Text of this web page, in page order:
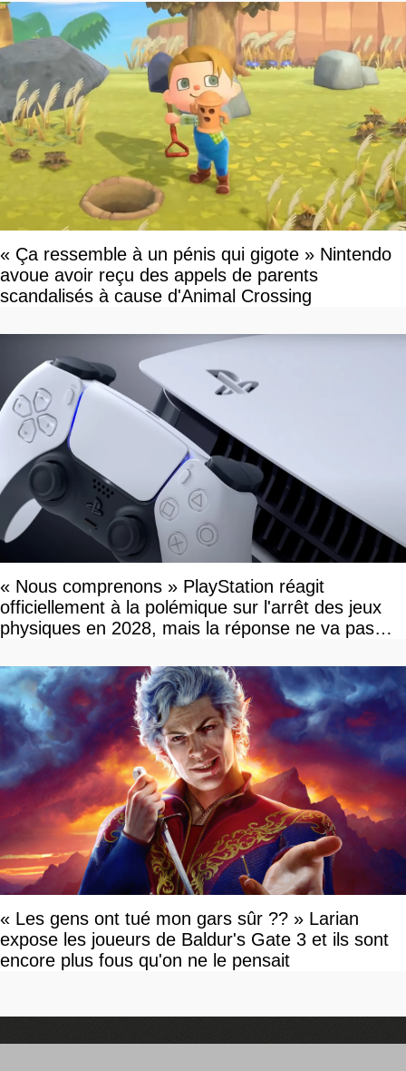
« Ça ressemble à un pénis qui gigote » Nintendo
avoue avoir reçu des appels de parents
scandalisés à cause d'Animal Crossing
« Nous comprenons » PlayStation réagit
officiellement à la polémique sur l'arrêt des jeux
physiques en 2028, mais la réponse ne va pas
« Les gens ont tué mon gars sûr ?? » Larian
expose les joueurs de Baldur's Gate 3 et ils sont
encore plus fous qu'on ne le pensait